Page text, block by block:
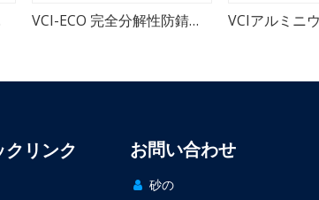
VCI-ECO 完全分解性防錆フィルム TDS VCIアルミニ
クリンク お問い合わせ
 砂の